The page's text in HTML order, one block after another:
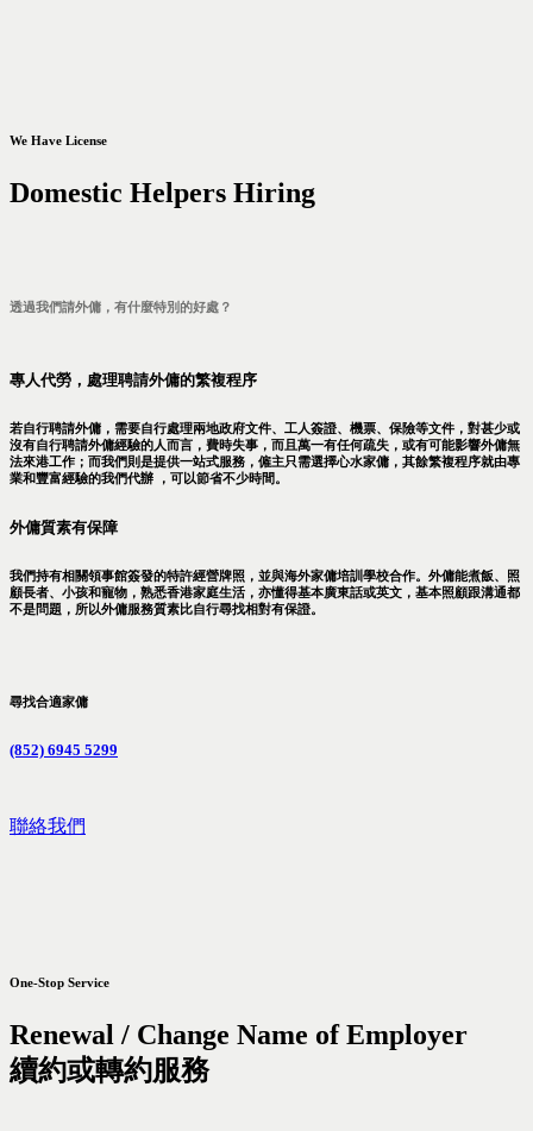
We Have License
Domestic Helpers Hiring
透過我們請外傭，有什麼特別的好處？
專人代勞，處理聘請外傭的繁複程序
若自行聘請外傭，需要自行處理兩地政府文件、工人簽證、機票、保險等文件，對甚少或
沒有自行聘請外傭經驗的人而言，費時失事，而且萬一有任何疏失，或有可能影響外傭無
法來港工作；而我們則是提供一站式服務，僱主只需選擇心水家傭，其餘繁複程序就由專
業和豐富經驗的我們代辦 ，可以節省不少時間。
外傭質素有保障
我們持有相關領事館簽發的特許經營牌照，並與海外家傭培訓學校合作。外傭能煮飯、照
顧長者、小孩和寵物，熟悉香港家庭生活，亦懂得基本廣東話或英文，基本照顧跟溝通都
不是問題，所以外傭服務質素比自行尋找相對有保證。
尋找合適家傭
(852) 6945 5299
聯絡我們
One-Stop Service
Renewal / Change Name of Employer
續約或轉約服務